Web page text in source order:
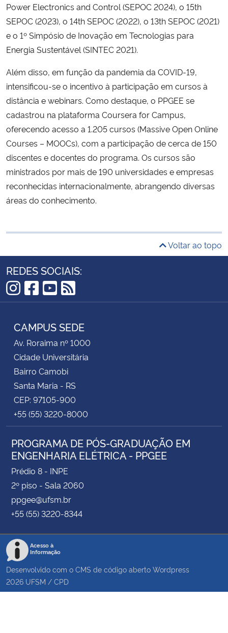
Power Electronics and Control (SEPOC 2024), o 15th
SEPOC (2023), o 14th SEPOC (2022), o 13th SEPOC (2021)
e o 1º Simpósio de Inovação em Tecnologias para
Energia Sustentável (SINTEC 2021).
Além disso, em função da pandemia da COVID-19,
intensificou-se o incentivo à participação em cursos à
distância e webinars. Como destaque, o PPGEE se
cadastrou na plataforma Coursera for Campus,
oferecendo acesso a 1.205 cursos (Massive Open Online
Courses – MOOCs), com a participação de cerca de 150
discentes e docentes do programa. Os cursos são
ministrados por mais de 190 universidades e empresas
reconhecidas internacionalmente, abrangendo diversas
áreas do conhecimento.
Voltar ao topo
REDES SOCIAIS:
Instagram
Facebook
YouTube
RSS
CAMPUS SEDE
Av. Roraima nº 1000
Cidade Universitária
Bairro Camobi
Santa Maria - RS
CEP: 97105-900
+55 (55) 3220-8000
PROGRAMA DE PÓS-GRADUAÇÃO EM
ENGENHARIA ELÉTRICA - PPGEE
Prédio 8 - INPE
2º piso - Sala 2060
ppgee@ufsm.br
+55 (55) 3220-8344
Acesso à
Informação
Desenvolvido com o CMS de código aberto Wordpress
2026 UFSM / CPD